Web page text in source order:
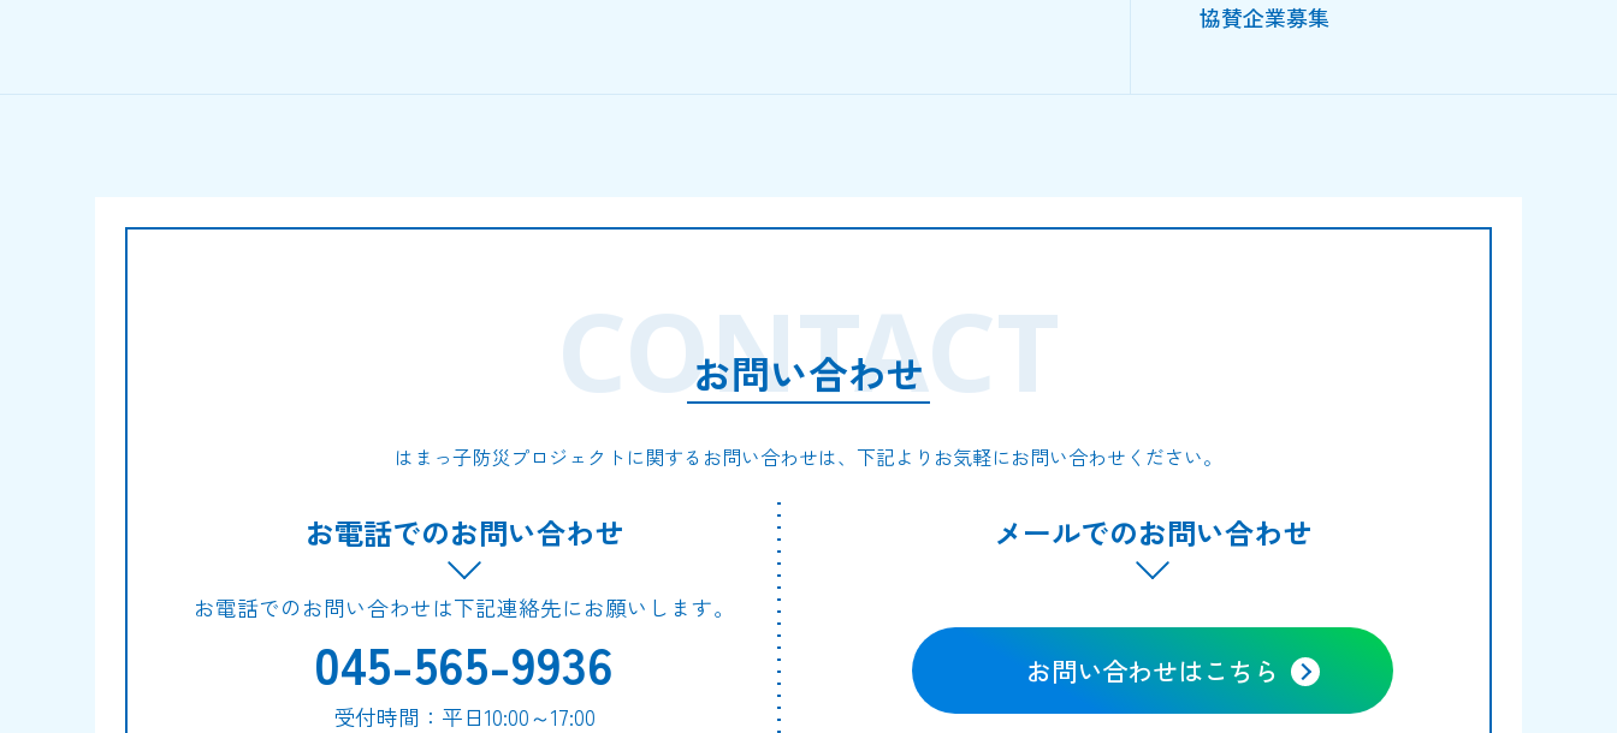
協賛企業募集
お問い合わせ
CONTACT
はまっ子防災プロジェクトに関するお問い合わせは、下記よりお気軽にお問い合わせください。
お電話でのお問い合わせ
お電話でのお問い合わせは下記連絡先にお願いします。
045-565-9936
受付時間：平日10:00～17:00
メールでのお問い合わせ
お問い合わせはこちら